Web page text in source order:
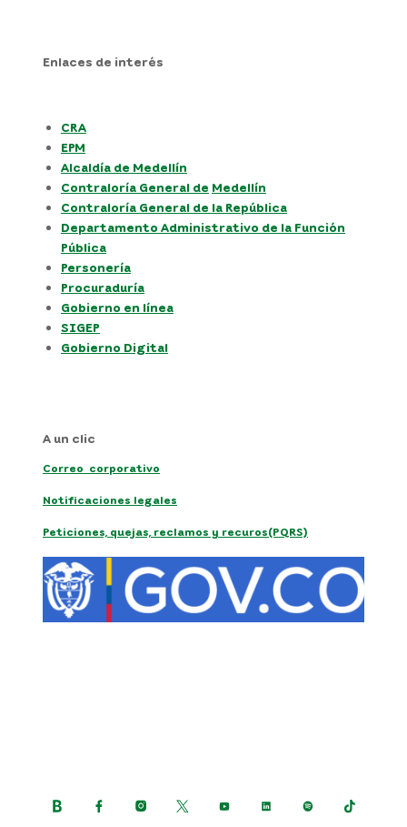
Enlaces de interés
CRA
EPM
Alcaldía de Medellín
Contraloría General de Medellín
Contraloría General de la República
Departamento Administrativo de la Función
Pública
Personería
Procuraduría
Gobierno en línea
SIGEP
Gobierno Digital
A un clic
Correo corporativo
Notificaciones legales
Peticiones, quejas, reclamos y recuros(PQRS)